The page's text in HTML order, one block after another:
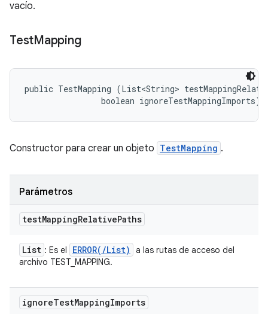
vacío.
TestMapping
public TestMapping (List<String>
                boolean ignoreTestMappingImports)
Constructor para crear un objeto TestMapping .
Parámetros
testMappingRelativePaths
List : Es el ERROR( /List)
a las rutas de acceso del
archivo TEST_MAPPING.
ignoreTestMappingImports